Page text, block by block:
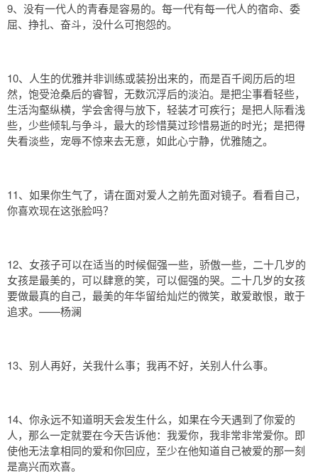
9、没有一代人的青春是容易的。每一代有每一代人的宿命、委
屈、挣扎、奋斗，没什么可抱怨的。
10、人生的优雅并非训练或装扮出来的，而是百千阅历后的坦
然，饱受沧桑后的睿智，无数沉浮后的淡泊。是把尘事看轻些，
生活沟壑纵横，学会舍得与放下，轻装才可疾行；是把人际看浅
些，少些倾轧与争斗，最大的珍惜莫过珍惜易逝的时光；是把得
失看淡些，宠辱不惊来去无意，如此心宁静，优雅随之。
11、如果你生气了，请在面对爱人之前先面对镜子。看看自己，
你喜欢现在这张脸吗？
12、女孩子可以在适当的时候倔强一些，骄傲一些，二十几岁的
女孩是最美的，可以肆意的笑，可以倔强的哭。二十几岁的女孩
要做最真的自己，最美的年华留给灿烂的微笑，敢爱敢恨，敢于
追求。——杨澜
13、别人再好，关我什么事；我再不好，关别人什么事。
14、你永远不知道明天会发生什么，如果在今天遇到了你爱的
人，那么一定就要在今天告诉他：我爱你，我非常非常爱你。即
使他无法拿相同的爱和你回应，至少在他知道自己被爱的那一刻
是高兴而欢喜。